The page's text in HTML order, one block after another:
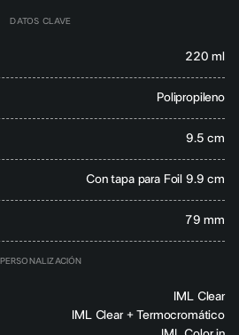
DATOS CLAVE
220 ml
Polipropileno
9.5 cm
Con tapa para Foil 9.9 cm
79 mm
PERSONALIZACIÓN
IML Clear
IML Clear + Termocromático